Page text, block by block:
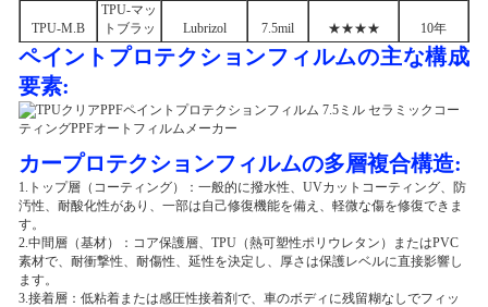
TPU-M.B
TPU-マッ
トブラッ
ク
Lubrizol 7.5mil ★★★★ 10年
ペイントプロテクションフィルムの主な構成
要素:
カープロテクションフィルムの多層複合構造:
1.トップ層（コーティング）：一般的に撥水性、UVカットコーティング、防
汚性、耐酸化性があり、一部は自己修復機能を備え、軽微な傷を修復できま
す。
2.中間層（基材）：コア保護層、TPU（熱可塑性ポリウレタン）またはPVC
素材で、耐衝撃性、耐傷性、延性を決定し、厚さは保護レベルに直接影響し
ます。
3.接着層：低粘着または感圧性接着剤で、車のボディに残留糊なしでフィッ